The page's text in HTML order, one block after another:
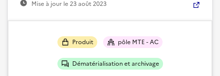
Mise à jour le23 août 2023
Produit pôle MTE - AC
Dématérialisation et archivage